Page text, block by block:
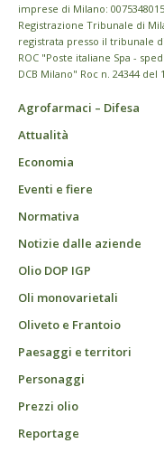
imprese di Milano:
Registrazione Tribunale di
registrata presso il tribunale
ROC "Poste italiane Spa -
DCB Milano" Roc n. 24344 del
Agrofarmaci – Difesa
Attualità
Economia
Eventi e fiere
Normativa
Notizie dalle aziende
Olio DOP IGP
Oli monovarietali
Oliveto e Frantoio
Paesaggi e territori
Personaggi
Prezzi olio
Reportage